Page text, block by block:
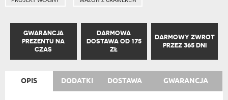
GWARANCJA
PREZENTU NA
CZAS
DARMOWA
DOSTAWA OD 175
ZŁ
DARMOWY ZWROT
PRZEZ 365 DNI
OPIS DODATKI DOSTAWA GWARANCJA